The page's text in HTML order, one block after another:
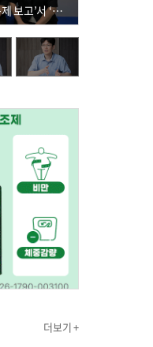
셀타스퀘어, 약물감시 ‘규제 보고’서 ‘데이터 의사결정’으로 "PVX 전환 요구 커진다"
더보기 +